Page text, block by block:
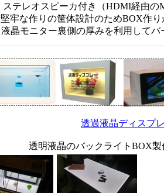
ステレオスピーカ付き（HDMI経由
堅牢な作りの筐体設計のためBOX作
液晶モニター裏側の厚みを利用して
透過液晶ディスプ
透明液晶のバックライトBOX